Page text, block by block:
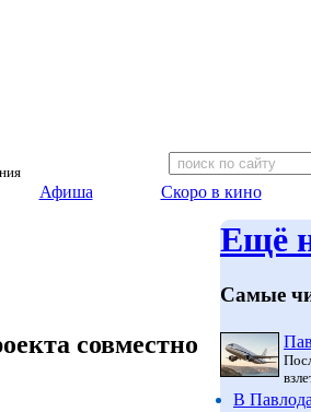
Афиша Скоро в кино
совместно
Ещё
Самые
В